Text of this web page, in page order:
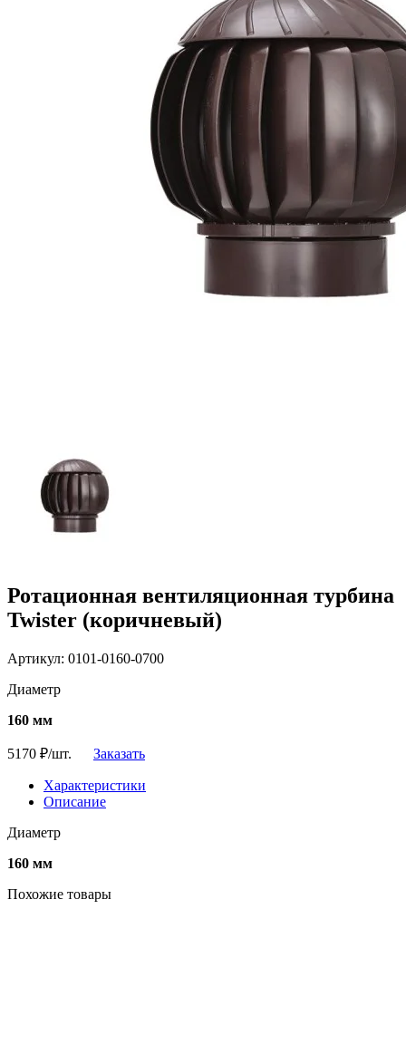
Ротационная вентиляционная турбина
Twister (коричневый)
Артикул: 0101-0160-0700
Диаметр
160 мм
5170 ₽/шт. Заказать
Характеристики
Описание
Диаметр
160 мм
Похожие товары